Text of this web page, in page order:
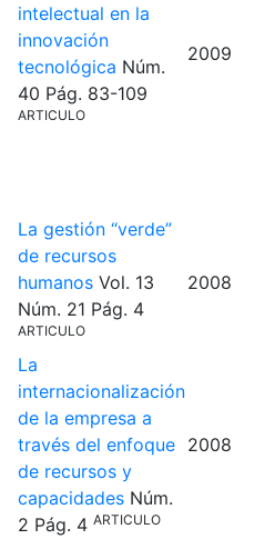
intelectual en la
innovación
tecnológica Núm.
40 Pág. 83-109
ARTICULO
2009
La gestión “verde”
de recursos
humanos Vol. 13
Núm. 21 Pág. 4
ARTICULO
2008
La
internacionalización
de la empresa a
través del enfoque
de recursos y
capacidades Núm.
2 Pág. 4 ARTICULO
2008